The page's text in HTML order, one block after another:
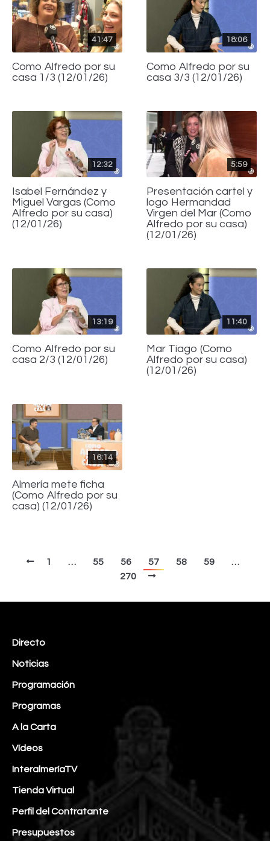
41:47
Como Alfredo por su
casa 1/3 (12/01/26)
18:06
Como Alfredo por su
casa 3/3 (12/01/26)
12:32
Isabel Fernández y
Miguel Vargas (Como
Alfredo por su casa)
(12/01/26)
5:59
Presentación cartel y
logo Hermandad
Virgen del Mar (Como
Alfredo por su casa)
(12/01/26)
13:19
Como Alfredo por su
casa 2/3 (12/01/26)
11:40
Mar Tiago (Como
Alfredo por su casa)
(12/01/26)
16:14
Almería mete ficha
(Como Alfredo por su
casa) (12/01/26)
1 … 55 56 57 58 59
…
270
Directo
Noticias
Programación
Programas
A la Carta
Vídeos
InteralmeríaTV
Tienda Virtual
Perfil del Contratante
Presupuestos